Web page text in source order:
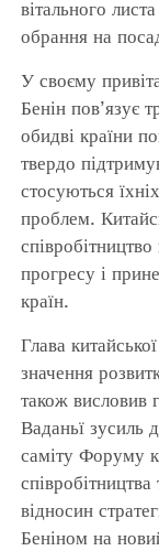
вітального
обрання на
У своєму
Бенін пов’язує
обидві країни
твердо
стосуються
проблем.
прогресу і
країн.
Глава
значення
також висловив
Ваданьї зусиль
саміту Форуму
відносин
Беніном на